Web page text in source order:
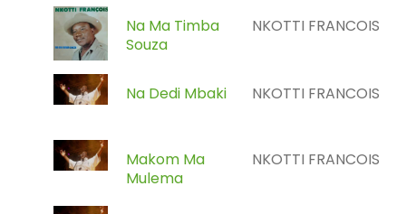
Na Ma Timba
Souza
NKOTTI FRANCOIS
Na Dedi Mbaki NKOTTI FRANCOIS
Makom Ma
Mulema
NKOTTI FRANCOIS